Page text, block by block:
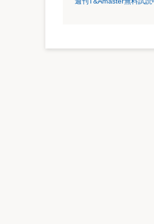
グ・コンサーンの注記の有無を審査項目に
区分なし